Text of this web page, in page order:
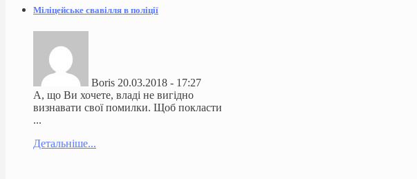
Міліцейське свавілля в поліції
Boris 20.03.2018 - 17:27
А, що Ви хочете, владі не вигідно
визнавати свої помилки. Щоб покласти
...
Детальніше...